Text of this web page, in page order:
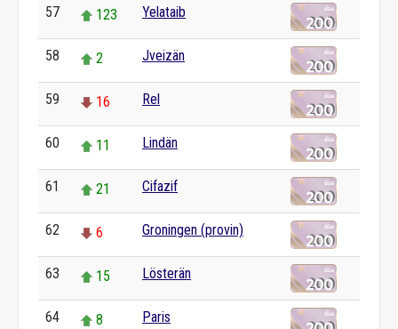
57 123 Yelataib
58 2 Jveizän
59 16 Rel
60 11 Lindän
61 21 Cifazif
62 6 Groningen (provin)
63 15 Lösterän
64 8 Paris